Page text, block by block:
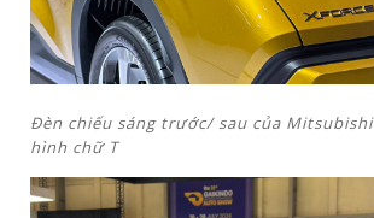
Đèn chiếu sáng trước/ sau của
hình chữ T